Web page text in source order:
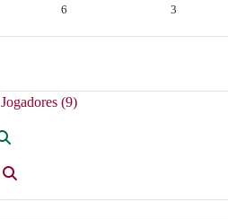
6 3
Jogadores (9)